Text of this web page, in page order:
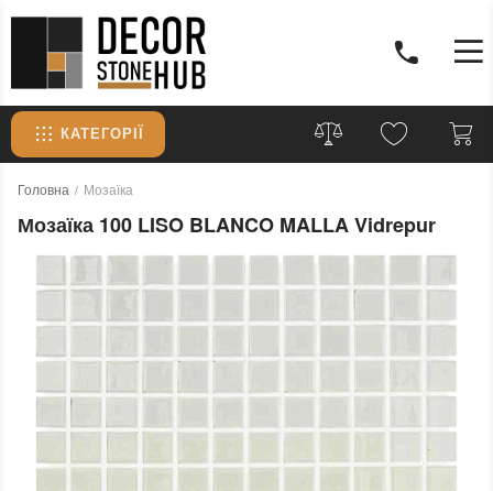
КАТЕГОРІЇ
Головна Мозаїка
Мозаїка 100 LISO BLANCO MALLA Vidrepur